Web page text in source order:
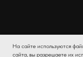
На сайте используются
сайта, вы разрешаете их